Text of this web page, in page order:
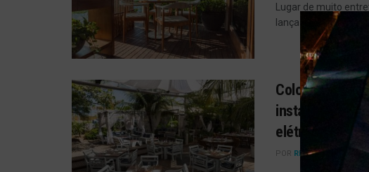
Lugar de muito
lança a balada Allure
Colosso
instalação de
elétricos
POR REDAÇÃO HÁ 5